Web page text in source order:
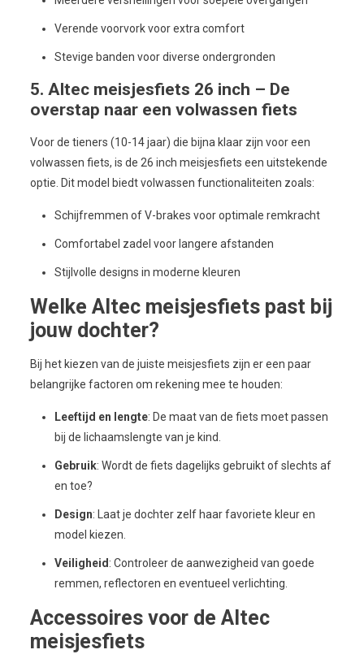
Verende voorvork voor extra comfort
Stevige banden voor diverse ondergronden
5. Altec meisjesfiets 26 inch – De
overstap naar een volwassen fiets
Voor de tieners (10-14 jaar) die bijna klaar zijn voor een
volwassen fiets, is de 26 inch meisjesfiets een uitstekende
optie. Dit model biedt volwassen functionaliteiten zoals:
Schijfremmen of V-brakes voor optimale remkracht
Comfortabel zadel voor langere afstanden
Stijlvolle designs in moderne kleuren
Welke Altec meisjesfiets past bij
jouw dochter?
Bij het kiezen van de juiste meisjesfiets zijn er een paar
belangrijke factoren om rekening mee te houden:
Leeftijd en lengte: De maat van de fiets moet passen
bij de lichaamslengte van je kind.
Gebruik: Wordt de fiets dagelijks gebruikt of slechts af
en toe?
Design: Laat je dochter zelf haar favoriete kleur en
model kiezen.
Veiligheid : Controleer de aanwezigheid van goede
remmen, reflectoren en eventueel verlichting.
Accessoires voor de Altec
meisjesfiets